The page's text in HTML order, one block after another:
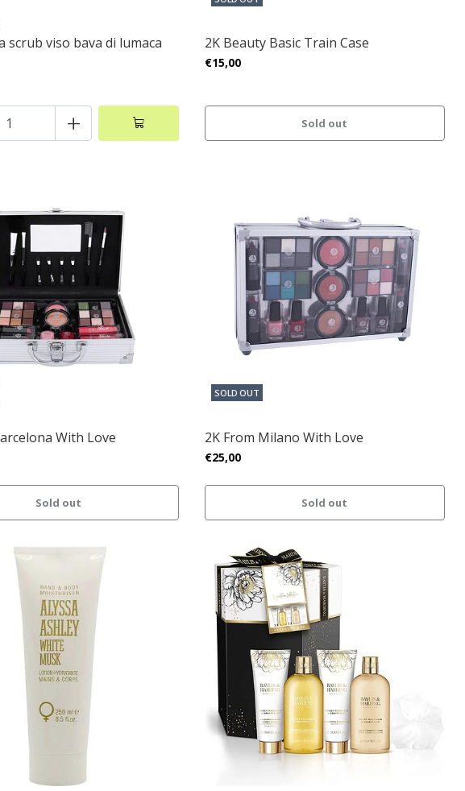
scrub viso bava di lumaca
+
2K Beauty Basic Train Case
€15,00
Sold out
With Love
Sold out
SOLD OUT
2K From Milano With Love
€25,00
Sold out